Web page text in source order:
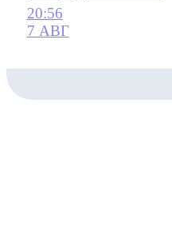
20:56
7 АВГ